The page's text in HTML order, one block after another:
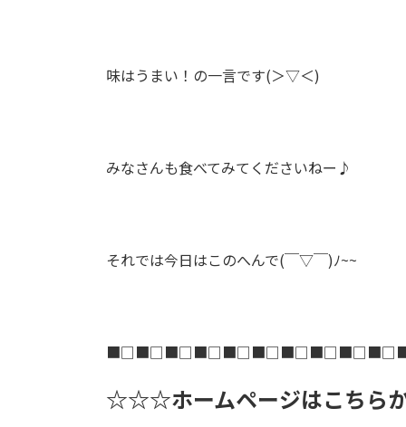
味はうまい！の一言です(＞▽＜)
みなさんも食べてみてくださいねー♪
それでは今日はこのへんで(￣▽￣)ﾉ~~
☆☆☆ホームページはこち